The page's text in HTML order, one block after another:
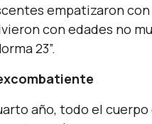
empatizaron
con edades no
23”.
año, todo el